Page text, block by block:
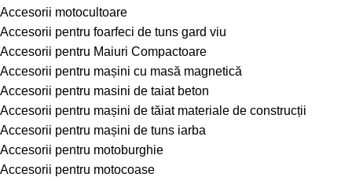
Accesorii motocultoare
Accesorii pentru foarfeci de tuns gard viu
Accesorii pentru Maiuri Compactoare
Accesorii pentru mașini cu masă magnetică
Accesorii pentru masini de taiat beton
Accesorii pentru mașini de tăiat materiale de construcții
Accesorii pentru mașini de tuns iarba
Accesorii pentru motoburghie
Accesorii pentru motocoase